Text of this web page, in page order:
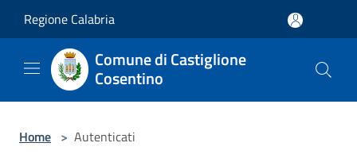
Regione Calabria
Comune di Castiglione
Cosentino
Home > Autenticati